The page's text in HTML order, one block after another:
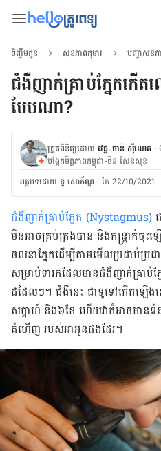
ចិញ្ចឹមកូន សុខភាពកុមារ បញ្ហាសុខភ
ជំងឺ​ញាក់​គ្រាប់​ភ្នែក​​កើ
បែប​ណា​?​​​​​​​​​​​​​​​​​​​​​​​​​​​​​​​​​​​​​​​​​​​​​​​​​​​​​​​​​​​​​​​​​​​​​​​​
ត្រួតពិនិត្យដោយ វេជ្ជ. ចាន់ ស៊ីណេត ·
បង្អែកមិត្តភាពកម្ពុជា-ចិន សែនសុខ
អត្ថបទ​ដោយ នូ សោភ័ណ្ឌ ·កែ 22/10/2021
ជំងឺ​ញាក់​គ្រាប់​ភ្នែក​ (Nystagmus) ​
មិន​អាច​គ្រប់គ្រង​បាន​ និង​កន្ត្រាក់​ចុះ​
ចលនា​ភ្នែក​ដើម្បី​តាម​មើល​​ប្រដាប់​ប្រ
សម្រាប់​ទារក​​ដែល​មាន​ជំងឺ​ញាក់​គ្រាប់​
ដដែល​ៗ​។ ជំងឺ​​នេះ ជា​ទូទៅ​កើត​ឡើ
សប្ដាហ៍ និង​៦​ខែ ហើយ​វា​ក៏​អាច​មាន​ទំ
គំហើញ របស់​អា​អូន​ផង​ដែរ​។​